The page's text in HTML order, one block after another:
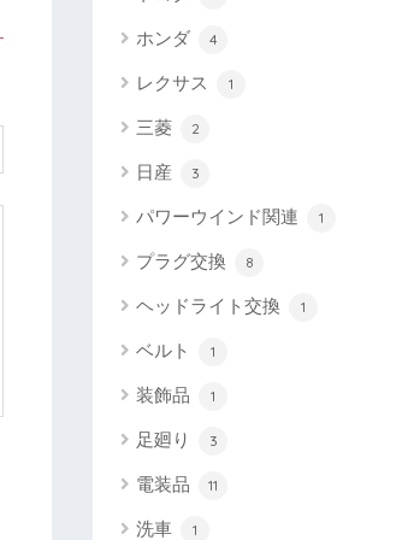
ホンダ 4
レクサス 1
三菱 2
日産 3
パワーウインド関連 1
プラグ交換 8
ヘッドライト交換 1
ベルト 1
装飾品 1
足廻り 3
電装品 11
洗車 1